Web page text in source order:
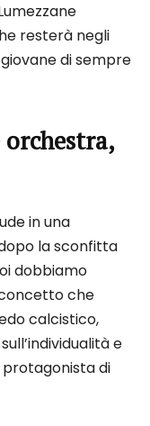
resterà negli
di sempre
orchestra,
in una
la sconfitta
dobbiamo
che
calcistico,
e
di